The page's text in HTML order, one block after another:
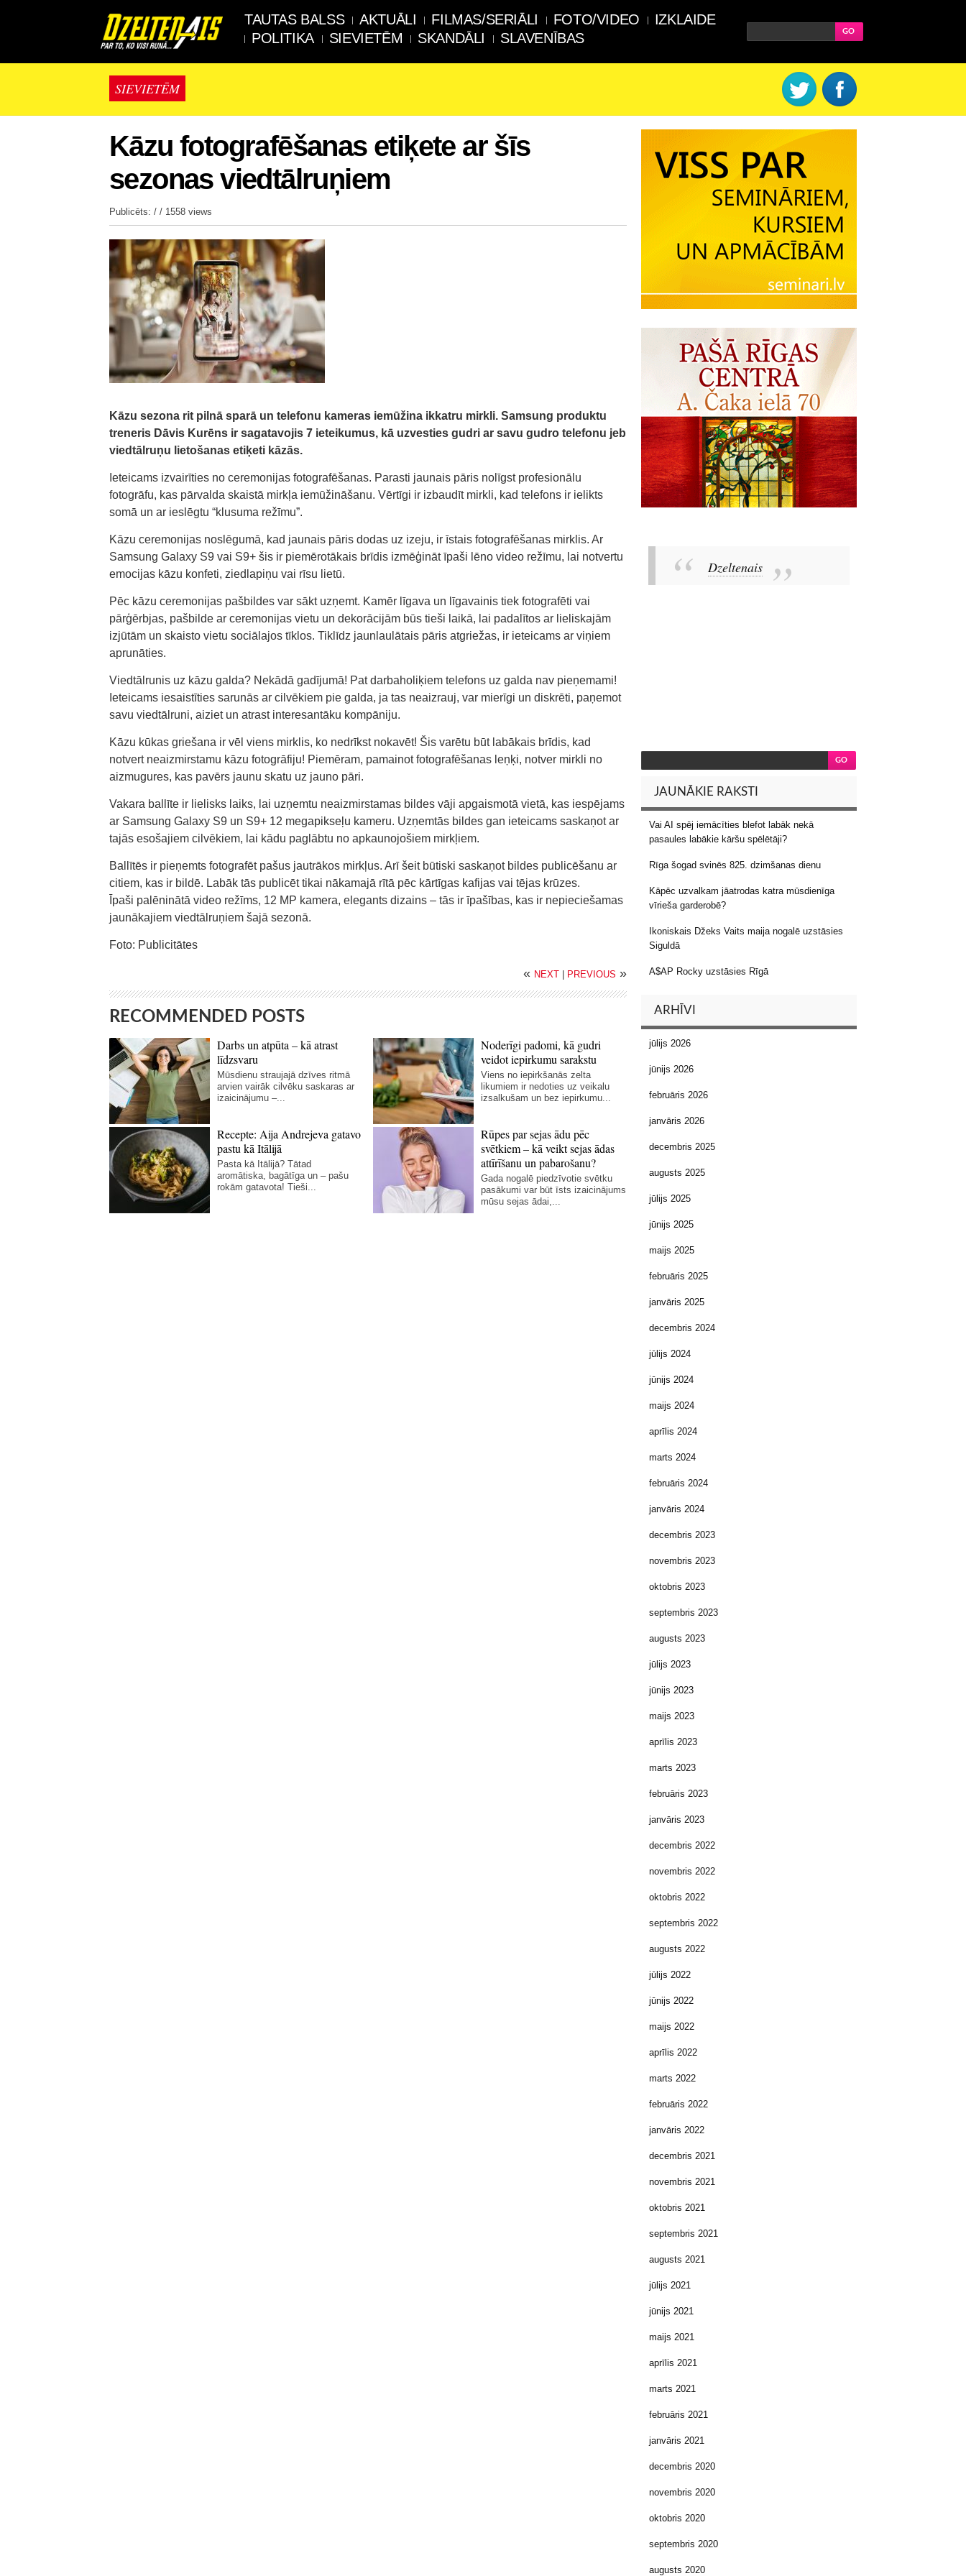
TAUTAS BALSS AKTUĀLI FILMAS/SERIĀLI FOTO/VIDEO
IZKLAIDE
POLITIKA
SIEVIETĒM SKANDĀLI SLAVENĪBAS
SIEVIETĒM
Kāzu fotografēšanas etiķete ar šīs
sezonas viedtālruņiem
Publicēts: / / 1558 views
Kāzu sezona rit pilnā sparā un telefonu kameras iemūžina ikkatru mirkli. Samsung produktu
treneris Dāvis Kurēns ir sagatavojis 7 ieteikumus, kā uzvesties gudri ar savu gudro telefonu jeb
viedtālruņu lietošanas etiķeti kāzās.
Ieteicams izvairīties no ceremonijas fotografēšanas. Parasti jaunais pāris nolīgst profesionālu
fotogrāfu, kas pārvalda skaistā mirkļa iemūžināšanu. Vērtīgi ir izbaudīt mirkli, kad telefons ir ielikts
somā un ar ieslēgtu “klusuma režīmu”.
Kāzu ceremonijas noslēgumā, kad jaunais pāris dodas uz izeju, ir īstais fotografēšanas mirklis. Ar
Samsung Galaxy S9 vai S9+ šis ir piemērotākais brīdis izmēģināt īpaši lēno video režīmu, lai notvertu
emocijas kāzu konfeti, ziedlapiņu vai rīsu lietū.
Pēc kāzu ceremonijas pašbildes var sākt uzņemt. Kamēr līgava un līgavainis tiek fotografēti vai
pārģērbjas, pašbilde ar ceremonijas vietu un dekorācijām būs tieši laikā, lai padalītos ar lieliskajām
izjūtām un skaisto vietu sociālajos tīklos. Tiklīdz jaunlaulātais pāris atgriežas, ir ieteicams ar viņiem
aprunāties.
Viedtālrunis uz kāzu galda? Nekādā gadījumā! Pat darbaholiķiem telefons uz galda nav pieņemami!
Ieteicams iesaistīties sarunās ar cilvēkiem pie galda, ja tas neaizrauj, var mierīgi un diskrēti, paņemot
savu viedtālruni, aiziet un atrast interesantāku kompāniju.
Kāzu kūkas griešana ir vēl viens mirklis, ko nedrīkst nokavēt! Šis varētu būt labākais brīdis, kad
notvert neaizmirstamu kāzu fotogrāfiju! Piemēram, pamainot fotografēšanas leņķi, notver mirkli no
aizmugures, kas pavērs jaunu skatu uz jauno pāri.
Vakara ballīte ir lielisks laiks, lai uzņemtu neaizmirstamas bildes vāji apgaismotā vietā, kas iespējams
ar Samsung Galaxy S9 un S9+ 12 megapikseļu kameru. Uzņemtās bildes gan ieteicams saskaņot ar
tajās esošajiem cilvēkiem, lai kādu paglābtu no apkaunojošiem mirkļiem.
Ballītēs ir pieņemts fotografēt pašus jautrākos mirkļus. Arī šeit būtiski saskaņot bildes publicēšanu ar
citiem, kas ir bildē. Labāk tās publicēt tikai nākamajā rītā pēc kārtīgas kafijas vai tējas krūzes.
Īpaši palēninātā video režīms, 12 MP kamera, elegants dizains – tās ir īpašības, kas ir nepieciešamas
jaunākajiem viedtālruņiem šajā sezonā.
Foto: Publicitātes
« NEXT PREVIOUS »
RECOMMENDED POSTS
Darbs un atpūta – kā atrast
līdzsvaru
Mūsdienu straujajā dzīves ritmā
arvien vairāk cilvēku saskaras ar
izaicinājumu –...
Noderīgi padomi, kā gudri
veidot iepirkumu sarakstu
Viens no iepirkšanās zelta
likumiem ir nedoties uz veikalu
izsalkušam un bez iepirkumu...
Recepte: Aija Andrejeva gatavo
pastu kā Itālijā
Pasta kā Itālijā? Tātad
aromātiska, bagātīga un – pašu
rokām gatavota! Tieši...
Rūpes par sejas ādu pēc
svētkiem – kā veikt sejas ādas
attīrīšanu un pabarošanu?
Gada nogalē piedzīvotie svētku
pasākumi var būt īsts izaicinājums
mūsu sejas ādai,...
Dzeltenais
JAUNĀKIE RAKSTI
Vai AI spēj iemācīties blefot labāk nekā
pasaules labākie kāršu spēlētāji?
Rīga šogad svinēs 825. dzimšanas dienu
Kāpēc uzvalkam jāatrodas katra mūsdienīga
vīrieša garderobē?
Ikoniskais Džeks Vaits maija nogalē uzstāsies
Siguldā
A$AP Rocky uzstāsies Rīgā
ARHĪVI
jūlijs 2026
jūnijs 2026
februāris 2026
janvāris 2026
decembris 2025
augusts 2025
jūlijs 2025
jūnijs 2025
maijs 2025
februāris 2025
janvāris 2025
decembris 2024
jūlijs 2024
jūnijs 2024
maijs 2024
aprīlis 2024
marts 2024
februāris 2024
janvāris 2024
decembris 2023
novembris 2023
oktobris 2023
septembris 2023
augusts 2023
jūlijs 2023
jūnijs 2023
maijs 2023
aprīlis 2023
marts 2023
februāris 2023
janvāris 2023
decembris 2022
novembris 2022
oktobris 2022
septembris 2022
augusts 2022
jūlijs 2022
jūnijs 2022
maijs 2022
aprīlis 2022
marts 2022
februāris 2022
janvāris 2022
decembris 2021
novembris 2021
oktobris 2021
septembris 2021
augusts 2021
jūlijs 2021
jūnijs 2021
maijs 2021
aprīlis 2021
marts 2021
februāris 2021
janvāris 2021
decembris 2020
novembris 2020
oktobris 2020
septembris 2020
augusts 2020